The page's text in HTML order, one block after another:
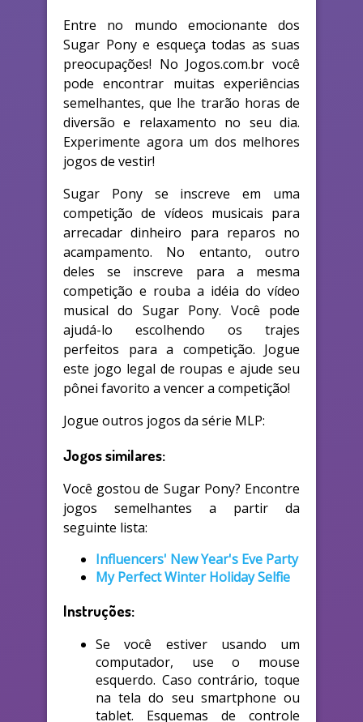
Entre no mundo emocionante dos
Sugar Pony e esqueça todas as suas
preocupações! No Jogos.com.br você
pode encontrar muitas experiências
semelhantes, que lhe trarão horas de
diversão e relaxamento no seu dia.
Experimente agora um dos melhores
jogos de vestir!
Sugar Pony se inscreve em uma
competição de vídeos musicais para
arrecadar dinheiro para reparos no
acampamento. No entanto, outro
deles se inscreve para a mesma
competição e rouba a idéia do vídeo
musical do Sugar Pony. Você pode
ajudá-lo escolhendo os trajes
perfeitos para a competição. Jogue
este jogo legal de roupas e ajude seu
pônei favorito a vencer a competição!
Jogue outros jogos da série MLP:
Jogos similares:
Você gostou de Sugar Pony? Encontre
jogos semelhantes a partir da
seguinte lista:
Influencers' New Year's Eve Party
My Perfect Winter Holiday Selfie
Instruções:
Se você estiver usando um
computador, use o mouse
esquerdo. Caso contrário, toque
na tela do seu smartphone ou
tablet. Esquemas de controle